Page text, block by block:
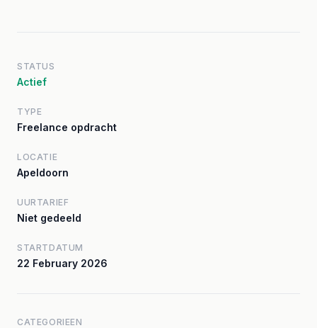
STATUS
Actief
TYPE
Freelance opdracht
LOCATIE
Apeldoorn
UURTARIEF
Niet gedeeld
STARTDATUM
22 February 2026
CATEGORIEEN